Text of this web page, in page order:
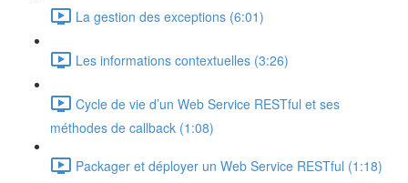
La gestion des exceptions (6:01)
Les informations contextuelles (3:26)
Cycle de vie d’un Web Service RESTful et ses
méthodes de callback (1:08)
Packager et déployer un Web Service RESTful (1:18)